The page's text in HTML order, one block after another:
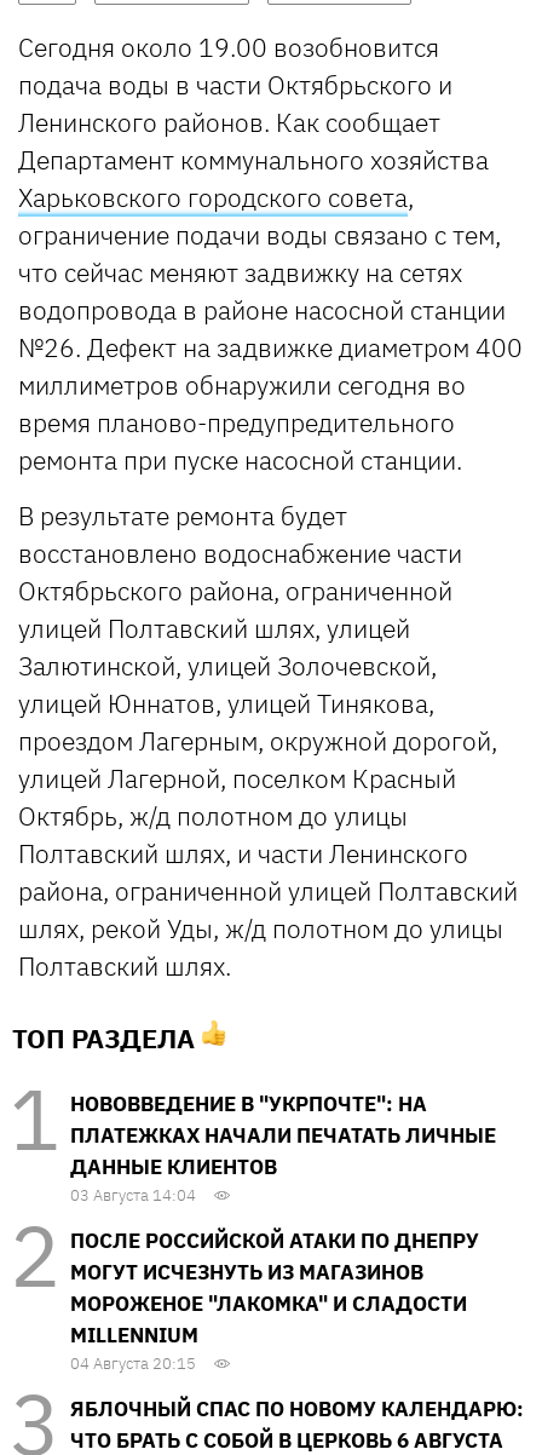
Сегодня около 19.00 возобновится
подача воды в части Октябрьского и
Ленинского районов. Как сообщает
Департамент коммунального хозяйства
Харьковского городского совета,
ограничение подачи воды связано с тем,
что сейчас меняют задвижку на сетях
водопровода в районе насосной станции
№26. Дефект на задвижке диаметром 400
миллиметров обнаружили сегодня во
время планово-предупредительного
ремонта при пуске насосной станции.
В результате ремонта будет
восстановлено водоснабжение части
Октябрьского района, ограниченной
улицей Полтавский шлях, улицей
Залютинской, улицей Золочевской,
улицей Юннатов, улицей Тинякова,
проездом Лагерным, окружной дорогой,
улицей Лагерной, поселком Красный
Октябрь, ж/д полотном до улицы
Полтавский шлях, и части Ленинского
района, ограниченной улицей Полтавский
шлях, рекой Уды, ж/д полотном до улицы
Полтавский шлях.
ТОП РАЗДЕЛА
НОВОВВЕДЕНИЕ В "УКРПОЧТЕ": НА
ПЛАТЕЖКАХ НАЧАЛИ ПЕЧАТАТЬ ЛИЧНЫЕ
ДАННЫЕ КЛИЕНТОВ
03 Августа 14:04
ПОСЛЕ РОССИЙСКОЙ АТАКИ ПО ДНЕПРУ
МОГУТ ИСЧЕЗНУТЬ ИЗ МАГАЗИНОВ
МОРОЖЕНОЕ "ЛАКОМКА" И СЛАДОСТИ
MILLENNIUM
04 Августа 20:15
ЯБЛОЧНЫЙ СПАС ПО НОВОМУ КАЛЕНДАРЮ:
ЧТО БРАТЬ С СОБОЙ В ЦЕРКОВЬ 6 АВГУСТА